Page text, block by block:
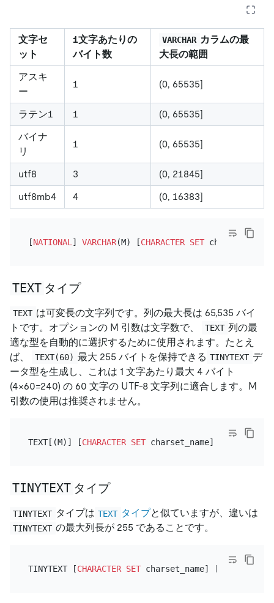
文字セ
ット
1文字あたりの
バイト数
VARCHAR カラムの最
大長の範囲
アスキ
ー
1 (0, 65535]
ラテン1 1
(0, 65535]
バイナ
リ
1 (0, 65535]
utf8 3
(0, 21845]
utf8mb4
4 (0, 16383]
[NATIONAL ] VARCHAR(M) [CHARACTER SET
TEXT タイプ
TEXT は可変長の文字列です。列の最大長は 65,535 バイ
トです。オプションの M 引数は文字数で、
TEXT 列の最
適な型を自動的に選択するために使用されます。たとえ
ば、
TEXT(60) 最大 255 バイトを保持できる TINYTEXT デ
ータ型を生成し、これは 1 文字あたり最大 4 バイト
(4×60=240) の 60 文字の UTF-8 文字列に適合します。M
引数の使用は推奨されません。
TEXT[(M)] [CHARACTER SET charset_name] [
TINYTEXT タイプ
TINYTEXT タイプは TEXT タイプと似ていますが、違いは
TINYTEXT の最大列長が 255 であることです。
TINYTEXT [CHARACTER SET charset_name] [